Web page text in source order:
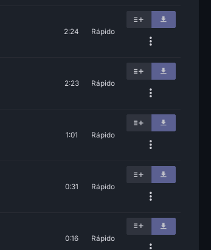
2:24 Rápido
2:23 Rápido
1:01 Rápido
0:31 Rápido
0:16 Rápido